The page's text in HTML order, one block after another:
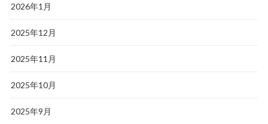
2026年1月
2025年12月
2025年11月
2025年10月
2025年9月